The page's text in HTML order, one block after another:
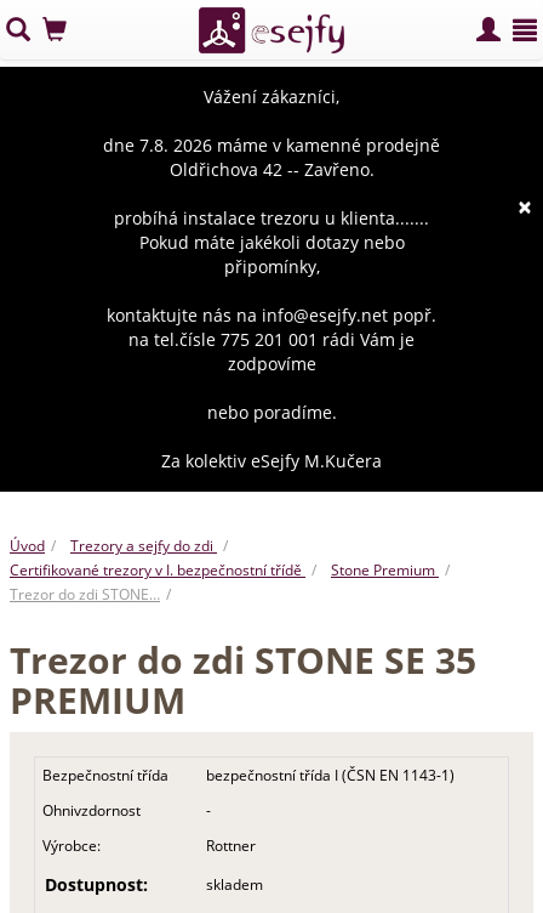
×
Vážení zákazníci,
dne 7.8. 2026 máme v kamenné prodejně
Oldřichova 42 -- Zavřeno.
probíhá instalace trezoru u klienta.......
Pokud máte jakékoli dotazy nebo
připomínky,
kontaktujte nás na info@esejfy.net popř.
na tel.čísle 775 201 001 rádi Vám je
zodpovíme
nebo poradíme.
Za kolektiv eSejfy M.Kučera
Úvod
Trezory a sejfy do zdi
Certifikované trezory v I. bezpečnostní třídě
Stone Premium
Trezor do zdi STONE…
Trezor do zdi STONE SE 35
PREMIUM
Bezpečnostní třída
bezpečnostní třída I (ČSN EN 1143-1)
Ohnivzdornost
-
Výrobce:
Rottner
Dostupnost: skladem